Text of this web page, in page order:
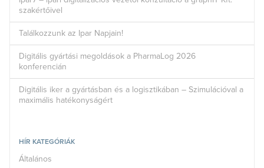
szakértőivel
Találkozzunk az Ipar Napjain!
Digitális gyártási megoldások a PharmaLog 2026
konferencián
Digitális iker a gyártásban és a logisztikában – Szimulációval a
maximális hatékonyságért
HÍR KATEGÓRIÁK
Általános